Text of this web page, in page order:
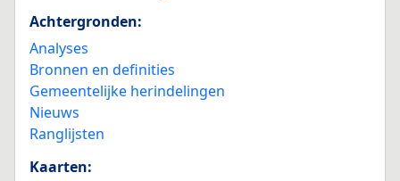
Achtergronden:
Analyses
Bronnen en definities
Gemeentelijke herindelingen
Nieuws
Ranglijsten
Kaarten: